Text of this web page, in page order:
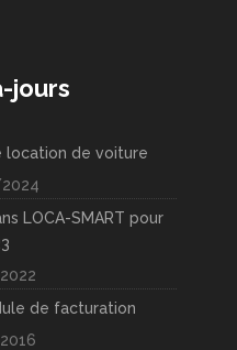
jours
location de voiture
LOCA-SMART pour
de facturation